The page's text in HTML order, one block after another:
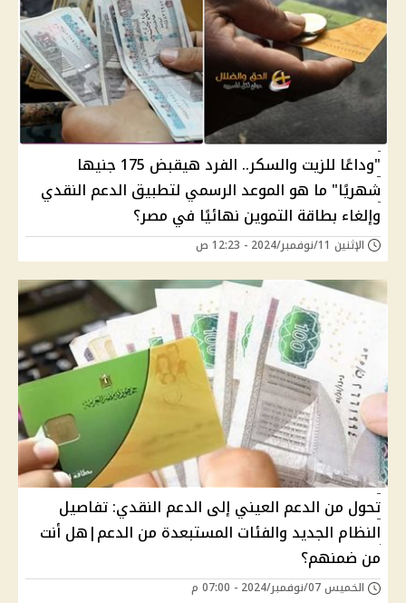
"وداعًا للزيت والسكر.. الفرد هيقبض 175 جنيها
شهريًا" ما هو الموعد الرسمي لتطبيق الدعم النقدي
وإلغاء بطاقة التموين نهائيًا في مصر؟
الإثنين 11/نوفمبر/2024 - 12:23 ص
تحول من الدعم العيني إلى الدعم النقدي: تفاصيل
النظام الجديد والفئات المستبعدة من الدعم|هل أنت
من ضمنهم؟
الخميس 07/نوفمبر/2024 - 07:00 م